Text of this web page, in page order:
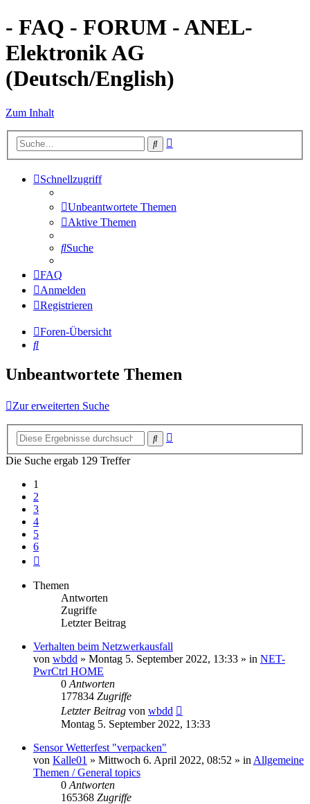
- FAQ - FORUM - ANEL-
Elektronik AG
(Deutsch/English)
Zum Inhalt
Suche
Schnellzugriff
Unbeantwortete Themen
Aktive Themen
Suche
FAQ
Anmelden
Registrieren
Foren-Übersicht
Suche
Unbeantwortete Themen
Zur erweiterten Suche
Suche
Die Suche ergab 129 Treffer
1
2
3
4
5
6
Themen
Antworten
Zugriffe
Letzter Beitrag
Verhalten beim Netzwerkausfall
von wbdd » Montag 5. September 2022, 13:33 » in NET-
PwrCtrl HOME
0 Antworten
177834 Zugriffe
Letzter Beitrag von wbdd
Montag 5. September 2022, 13:33
Sensor Wetterfest "verpacken"
von Kalle01 » Mittwoch 6. April 2022, 08:52 » in Allgemeine
Themen / General topics
0 Antworten
165368 Zugriffe